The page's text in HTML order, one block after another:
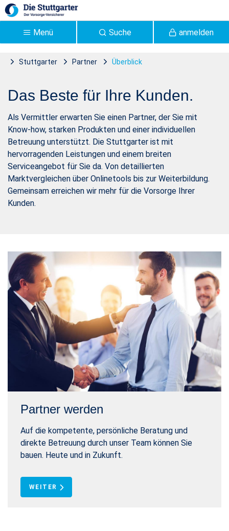
Zum Hauptinhalt springen
anmelden
Suche
Menü
Stuttgarter Partner Überblick
Vertriebspartner |
Stuttgarter Versicherung -
Stuttgarter
Das Beste für Ihre Kunden.
Als Vermittler erwarten Sie einen Partner, der Sie mit
Know-how, starken Produkten und einer individuellen
Betreuung unterstützt. Die Stuttgarter ist mit
hervorragenden Leistungen und einem breiten
Serviceangebot für Sie da. Von detaillierten
Marktvergleichen über Onlinetools bis zur Weiterbildung.
Gemeinsam erreichen wir mehr für die Vorsorge Ihrer
Kunden.
Partner werden
Auf die kompetente, persönliche Beratung und
direkte Betreuung durch unser Team können Sie
bauen. Heute und in Zukunft.
WEITER